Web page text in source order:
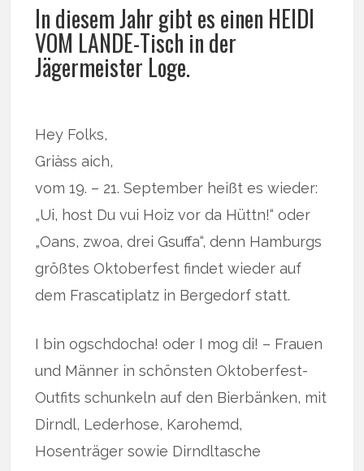
In diesem Jahr gibt es einen HEIDI
VOM LANDE-Tisch in der
Jägermeister Loge.
Hey Folks,
Griàss aich,
vom 19. – 21. September heißt es wieder:
„Ui, host Du vui Hoiz vor da Hüttn!“ oder
„Oans, zwoa, drei Gsuffa“, denn Hamburgs
größtes Oktoberfest findet wieder auf
dem Frascatiplatz in Bergedorf statt.
I bin ogschdocha! oder I mog di! – Frauen
und Männer in schönsten Oktoberfest-
Outfits schunkeln auf den Bierbänken, mit
Dirndl, Lederhose, Karohemd,
Hosenträger sowie Dirndltasche